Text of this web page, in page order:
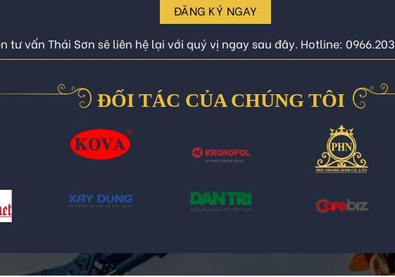
ĐĂNG KÝ NGAY
tư vấn Thái Sơn sẽ liên hệ lại với quý vị ngay sau đây. Hotline:
ĐỐI TÁC CỦA CHÚNG TÔI